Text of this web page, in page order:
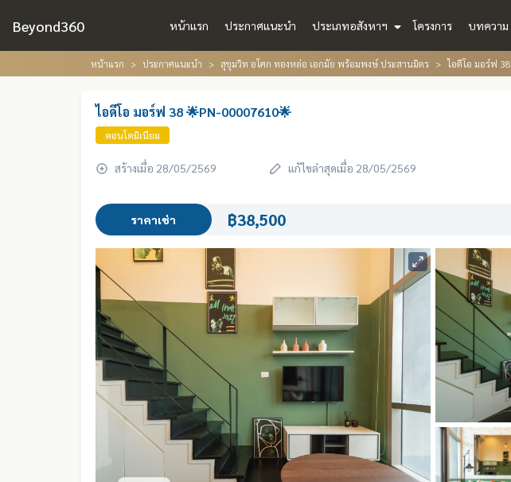
Beyond360 หน้าแรก ประกาศแนะนำ ประเภทอสังหาฯ โครงการ บทความ
หน้าแรก ประกาศแนะนำ สุขุมวิท อโศก ทองหล่อ เอกมัย พร้อมพงษ์ ประสานมิตร ไอดีโอ มอร์ฟ 38
ไอดีโอ มอร์ฟ 38 🌟PN-00007610🌟
คอนโดมิเนียม
สร้างเมื่อ 28/05/2569 แก้ไขล่าสุดเมื่อ 28/05/2569
ราคาเช่า ฿38,500